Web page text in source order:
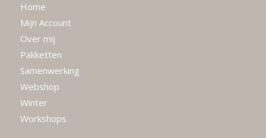
Home
Mijn Account
Over mij
Pakketten
Samenwerking
Webshop
Winter
Workshops